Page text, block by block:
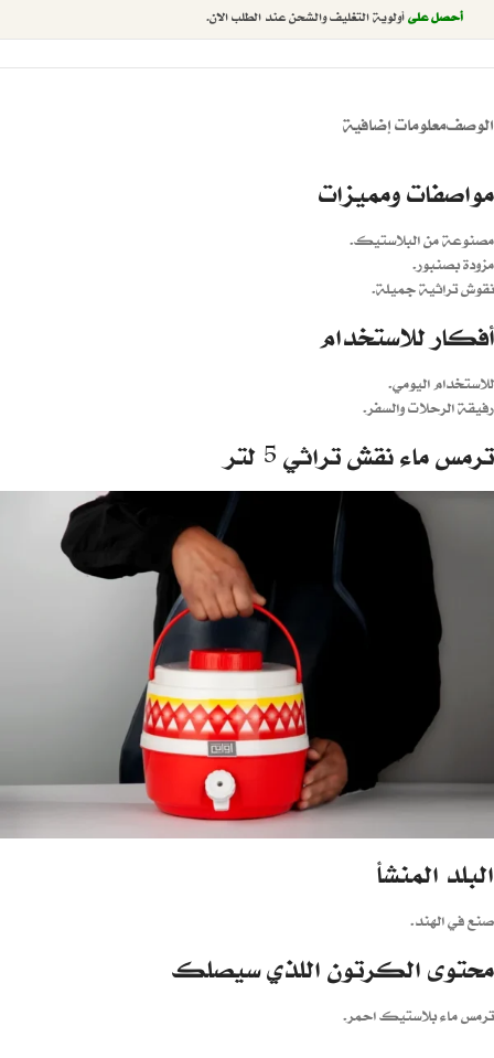
أحصل علىأولوية التغليف والشحن عند الطلب الان.
الوصفمعلومات إضافية
مواصفات ومميزات
مصنوعة من البلاستيك.
مزودة بصنبور.
نقوش تراثية جميلة.
أفكار للاستخدام
للاستخدام اليومي.
رفيقة الرحلات والسفر.
ترمس ماء نقش تراثي 5 لتر
البلد المنشأ
صنع في الهند.
محتوى الكرتون اللذي سيصلك
ترمس ماء بلاستيك احمر.